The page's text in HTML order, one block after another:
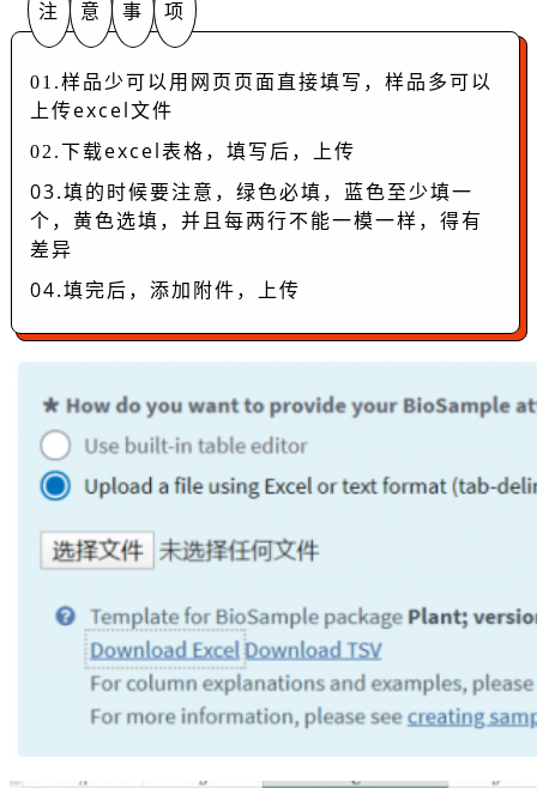
注 意 事 项
01.样品少可以用网页页面直接填写，样品多可以
上传excel文件
02.下载excel表格，填写后，上传
03.填的时候要注意，绿色必填，蓝色至少填一
个，黄色选填，并且每两行不能一模一样，得有
差异
04.填完后，添加附件，上传